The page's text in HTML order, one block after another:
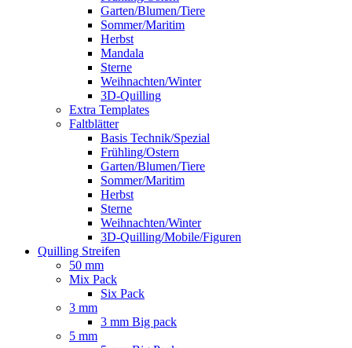
Garten/Blumen/Tiere
Sommer/Maritim
Herbst
Mandala
Sterne
Weihnachten/Winter
3D-Quilling
Extra Templates
Faltblätter
Basis Technik/Spezial
Frühling/Ostern
Garten/Blumen/Tiere
Sommer/Maritim
Herbst
Sterne
Weihnachten/Winter
3D-Quilling/Mobile/Figuren
Quilling Streifen
50 mm
Mix Pack
Six Pack
3 mm
3 mm Big pack
5 mm